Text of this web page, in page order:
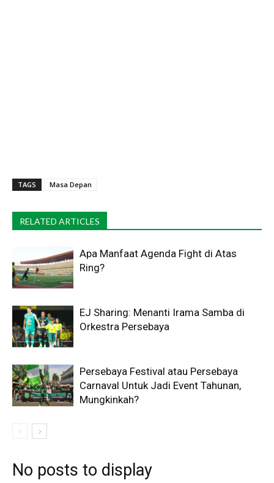
TAGS Masa Depan
RELATED ARTICLES
Apa Manfaat Agenda Fight di Atas
Ring?
EJ Sharing: Menanti Irama Samba di
Orkestra Persebaya
Persebaya Festival atau Persebaya
Carnaval Untuk Jadi Event Tahunan,
Mungkinkah?
No posts to display